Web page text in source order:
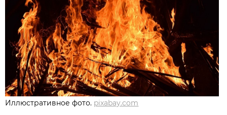
Иллюстративное фото. pixabay.com